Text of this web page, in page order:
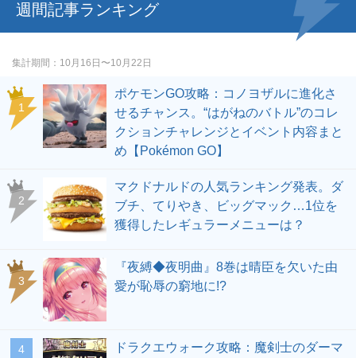
週間記事ランキング
集計期間 10月16日〜10月22日
ポケモンGO攻略：コノヨザルに進化さ
せるチャンス。“はがねのバトル”のコレ
クションチャレンジとイベント内容まと
め【Pokémon GO】
マクドナルドの人気ランキング発表。ダ
ブチ、てりやき、ビッグマック…1位を
獲得したレギュラーメニューは？
『夜縛◆夜明曲』8巻は晴臣を欠いた由
愛が恥辱の窮地に!?
ドラクエウォーク攻略：魔剣士のダーマ